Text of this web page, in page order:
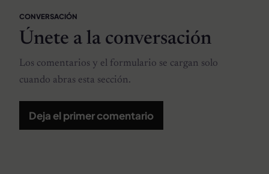
CONVERSACIÓN
Únete a la conversación
Los comentarios y el formulario se cargan solo
cuando abras esta sección.
Deja el primer comentario